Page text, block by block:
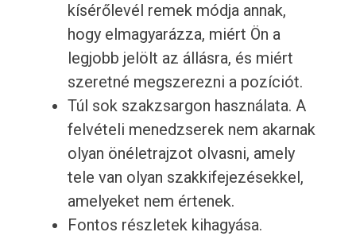
kísérőlevél remek módja annak,
hogy elmagyarázza, miért Ön a
legjobb jelölt az állásra, és miért
szeretné megszerezni a pozíciót.
Túl sok szakzsargon használata. A
felvételi menedzserek nem akarnak
olyan önéletrajzot olvasni, amely
tele van olyan szakkifejezésekkel,
amelyeket nem értenek.
Fontos részletek kihagyása.